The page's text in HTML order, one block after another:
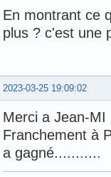
En montrant ce
plus ? c'est une
2023-03-25 19:09:02
Merci a Jean-
Franchement à
a gagné...........